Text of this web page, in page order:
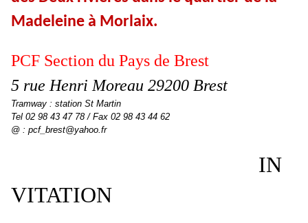
Madeleine à Morlaix.
PCF Section du Pays de Brest
5 rue Henri Moreau 29200 Brest
Tramway : station St Martin
Tel 02 98 43 47 78 / Fax 02 98 43 44 62
@ : pcf_brest@yahoo.fr
IN
VITATION